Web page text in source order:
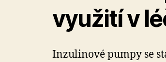
využití v
Inzulinové pumpy se